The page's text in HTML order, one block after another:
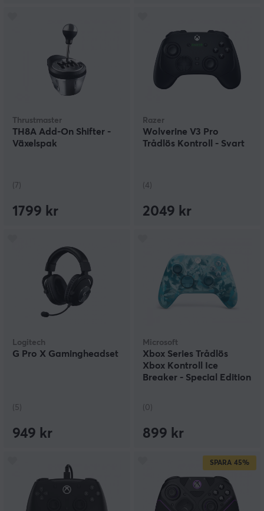
Thrustmaster
TH8A Add-On Shifter -
Växelspak
(7)
1799 kr
Razer
Wolverine V3 Pro
Trådlös Kontroll - Svart
(4)
2049 kr
Logitech
G Pro X Gamingheadset
(5)
949 kr
Microsoft
Xbox Series Trådlös
Xbox Kontroll Ice
Breaker - Special Edition
(0)
899 kr
SPARA 45%